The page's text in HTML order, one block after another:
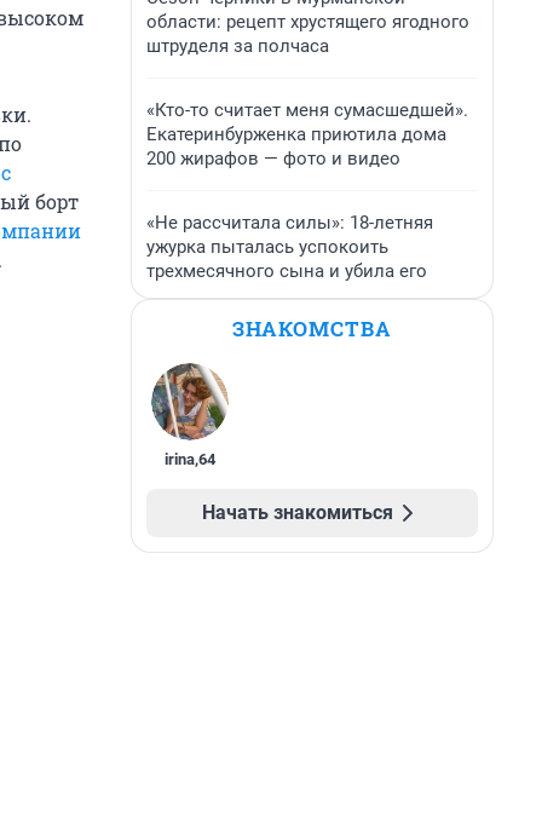
борт
области: рецепт хрустящего ягодного
штруделя за полчаса
«Кто-то считает меня сумасшедшей».
Екатеринбурженка приютила дома
200 жирафов — фото и видео
«Не рассчитала силы»: 18-летняя
ужурка пыталась успокоить
трехмесячного сына и убила его
ЗНАКОМСТВА
irina,64
Начать знакомиться